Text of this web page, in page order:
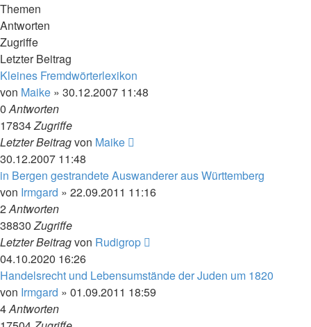
Themen
Antworten
Zugriffe
Letzter Beitrag
Kleines Fremdwörterlexikon
von Maike » 30.12.2007 11:48
0Antworten
17834Zugriffe
Letzter Beitragvon Maike
30.12.2007 11:48
in Bergen gestrandete Auswanderer aus Württemberg
von Irmgard » 22.09.2011 11:16
2Antworten
38830Zugriffe
Letzter Beitragvon Rudigrop
04.10.2020 16:26
Handelsrecht und Lebensumstände der Juden um 1820
von Irmgard » 01.09.2011 18:59
4Antworten